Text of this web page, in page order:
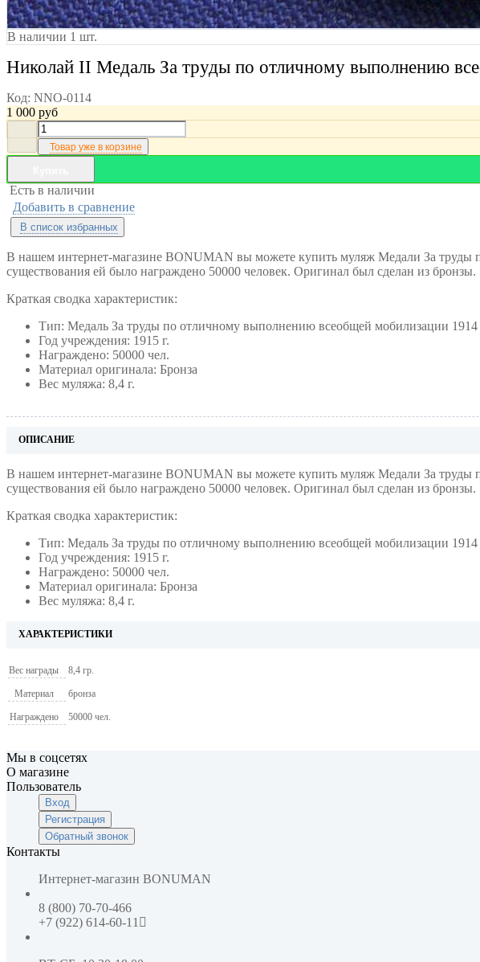
В наличии 1 шт.
Николай II Медаль За труды по отличному выполнению
Код: NNO-0114
1 000 руб
Товар уже в корзине
Есть в наличии
Добавить в сравнение
В список избранных
В нашем интернет-магазине BONUMAN вы можете купить муляж Медали За
существования ей было награждено 50000 человек. Оригинал был сделан из бронзы.
Краткая сводка характеристик:
Тип: Медаль За труды по отличному выполнению всеобщей мобилизации 1914
Год учреждения: 1915 г.
Награждено: 50000 чел.
Материал оригинала: Бронза
Вес муляжа: 8,4 г.
ОПИСАНИЕ
В нашем интернет-магазине BONUMAN вы можете купить муляж Медали За
существования ей было награждено 50000 человек. Оригинал был сделан из бронзы.
Краткая сводка характеристик:
Тип: Медаль За труды по отличному выполнению всеобщей мобилизации 1914
Год учреждения: 1915 г.
Награждено: 50000 чел.
Материал оригинала: Бронза
Вес муляжа: 8,4 г.
ХАРАКТЕРИСТИКИ
Вес награды 8,4 гр.
Материал бронза
Награждено 50000 чел.
Мы в соцсетях
О магазине
Пользователь
Вход
Регистрация
Обратный звонок
Контакты
Интернет-магазин BONUMAN
8 (800) 70-70-466
+7 (922) 614-60-11